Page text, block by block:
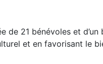
21 bénévoles et d’un
et en favorisant le